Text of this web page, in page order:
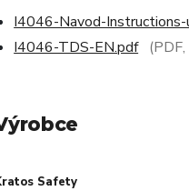
I4046-Navod-Instructions-
I4046-TDS-EN.pdf
Safety